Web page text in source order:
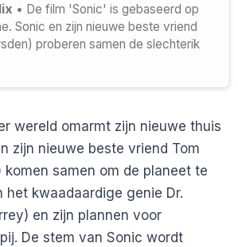
• De film 'Sonic' is gebaseerd op
Sonic en zijn nieuwe beste vriend
proberen samen de slechterik
wereld omarmt zijn nieuwe thuis
zijn nieuwe beste vriend Tom
komen samen om de planeet te
kwaadaardige genie Dr.
en zijn plannen voor
De stem van Sonic wordt